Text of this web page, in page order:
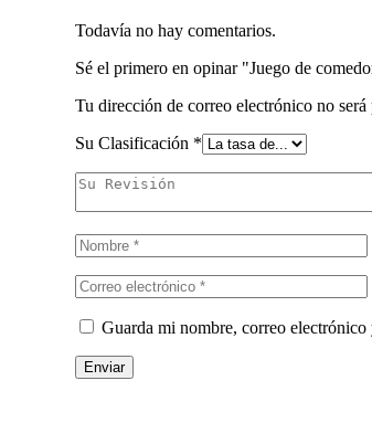
Todavía no hay comentarios.
Sé el primero en opinar "Juego de
Tu dirección de correo electrónico no será
Su Clasificación *
Guarda mi nombre, correo